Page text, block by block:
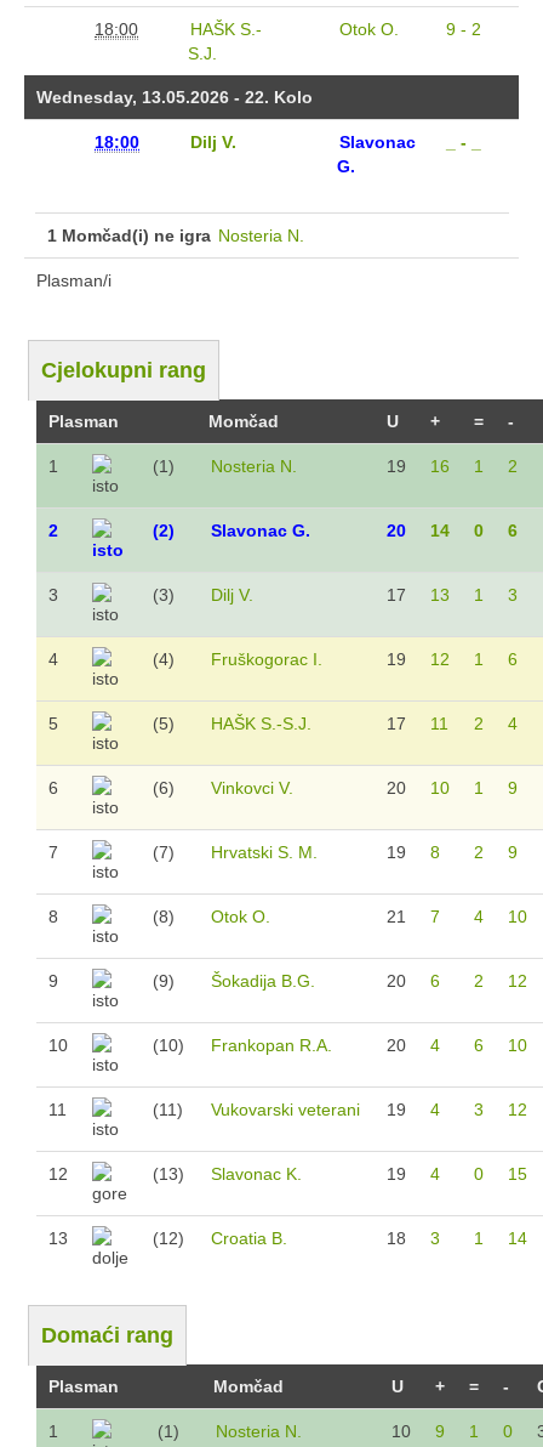
Sezona 2010/11.
Sezona 2020/21.
Juniori
Sezona 2023/24.
Sezona 2021/22.
Sezona 2020/21.
Sezona 2022/23.
Sezona 2019/20.
Sezona 2018/19.
Sezona 2017/18.
Sezona 2016/17.
Sezona 2015/16.
Sezona 2025/26.
Sezona 2024/25.
Sezona 2022/23.
Sezona 2021/22.
Sezona 2019/20.
Sezona 2018/19.
Sezona 2017/18.
Sezona 2015/16.
Sezona 2016/17.
Mlađi pioniri
Sezona 2024/25.
Sezona 2022/23.
Sezona 2020/21.
Sezona 2019/20.
18:00
HAŠK S.-
S.J.
Otok O. 9 - 2
Wednesday, 13.05.2026 - 22. Kolo
18:00 Dilj V.
Slavonac
G.
_ - _
1 Momčad(i) ne igra Nosteria N.
Plasman/i
Cjelokupni rang
Plasman Momčad U + = -
1 (1) Nosteria N. 19 16 1 2
2 (2) Slavonac G. 20 14 0 6
3 (3) Dilj V. 17 13 1 3
4 (4) Fruškogorac I. 19 12 1 6
5 (5) HAŠK S.-S.J. 17 11 2 4
6 (6) Vinkovci V. 20 10 1 9
7 (7) Hrvatski S. M. 19 8 2 9
8 (8) Otok O. 21 7 4 10
9 (9) Šokadija B.G. 20 6 2 12
10 (10) Frankopan R.A. 20 4 6 10
11 (11) Vukovarski veterani 19 4 3 12
12 (13) Slavonac K. 19 4 0 15
13 (12) Croatia B. 18 3 1 14
Domaći rang
Plasman Momčad U + = -
1 (1) Nosteria N. 10 9 1 0